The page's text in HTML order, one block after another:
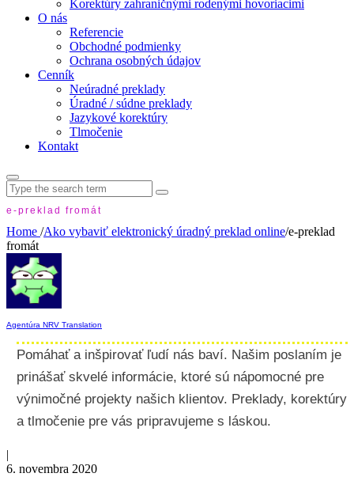
Korektúry zahraničnými rodenými hovoriacimi
O nás
Referencie
Obchodné podmienky
Ochrana osobných údajov
Cenník
Neúradné preklady
Úradné / súdne preklady
Jazykové korektúry
Tlmočenie
Kontakt
Search
for:
e-preklad fromát
Home /Ako vybaviť elektronický úradný preklad online/e-preklad
fromát
Agentúra NRV Translation
Pomáhať a inšpirovať ľudí nás baví. Našim poslaním je
prinášať skvelé informácie, ktoré sú nápomocné pre
výnimočné projekty našich klientov. Preklady, korektúry
a tlmočenie pre vás pripravujeme s láskou.
|
6. novembra 2020